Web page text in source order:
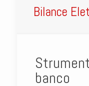
Bilance
banco